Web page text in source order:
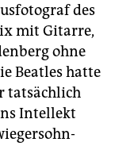
des
mit Gitarre,
ohne
Beatles hatte
tatsächlich
Intellekt